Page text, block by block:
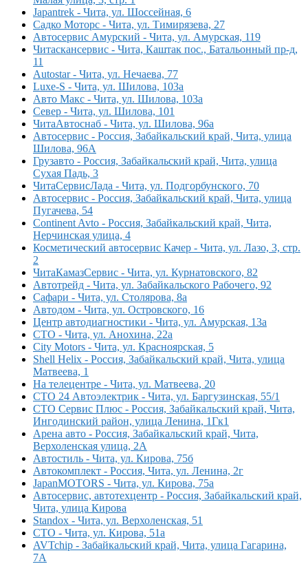
Japantrek - Чита, ул. Шоссейная, 6
Садко Моторс - Чита, ул. Тимирязева, 27
Автосервис Амурский - Чита, ул. Амурская, 119
Читаскансервис - Чита, Каштак пос., Батальонный пр-д,
11
Autostar - Чита, ул. Нечаева, 77
Luxe-S - Чита, ул. Шилова, 103а
Авто Макс - Чита, ул. Шилова, 103а
Север - Чита, ул. Шилова, 101
ЧитаАвтоснаб - Чита, ул. Шилова, 96а
Автосервис - Россия, Забайкальский край, Чита, улица
Шилова, 96А
Грузавто - Россия, Забайкальский край, Чита, улица
Сухая Падь, 3
ЧитаСервисЛада - Чита, ул. Подгорбунского, 70
Автосервис - Россия, Забайкальский край, Чита, улица
Пугачева, 54
Continent Avto - Россия, Забайкальский край, Чита,
Нерчинская улица, 4
Косметический автосервис Качер - Чита, ул. Лазо, 3, стр.
2
ЧитаКамазСервис - Чита, ул. Курнатовского, 82
Автотрейд - Чита, ул. Забайкальского Рабочего, 92
Сафари - Чита, ул. Столярова, 8а
Автодом - Чита, ул. Островского, 16
Центр автодиагностики - Чита, ул. Амурская, 13а
СТО - Чита, ул. Анохина, 22а
City Motors - Чита, ул. Красноярская, 5
Shell Helix - Россия, Забайкальский край, Чита, улица
Матвеева, 1
На телецентре - Чита, ул. Матвеева, 20
СТО 24 Автоэлектрик - Чита, ул. Баргузинская, 55/1
СТО Сервис Плюс - Россия, Забайкальский край, Чита,
Ингодинский район, улица Ленина, 1Гк1
Арена авто - Россия, Забайкальский край, Чита,
Верхоленская улица, 2А
Автостиль - Чита, ул. Кирова, 75б
Автокомплект - Россия, Чита, ул. Ленина, 2г
JapanMOTORS - Чита, ул. Кирова, 75а
Автосервис, автотехцентр - Россия, Забайкальский край,
Чита, улица Кирова
Standox - Чита, ул. Верхоленская, 51
СТО - Чита, ул. Кирова, 51а
AVTchip - Забайкальский край, Чита, улица Гагарина,
7А